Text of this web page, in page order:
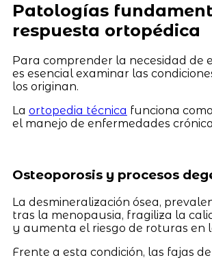
Patologías
respuesta ortopédica
Para comprender la necesidad de
es esencial examinar las
los originan.
La ortopedia técnica funciona
el manejo de enfermedades
Osteoporosis y procesos
La desmineralización ósea,
tras la menopausia, fragiliza la
y aumenta el riesgo de roturas en
Frente a esta condición, las fajas